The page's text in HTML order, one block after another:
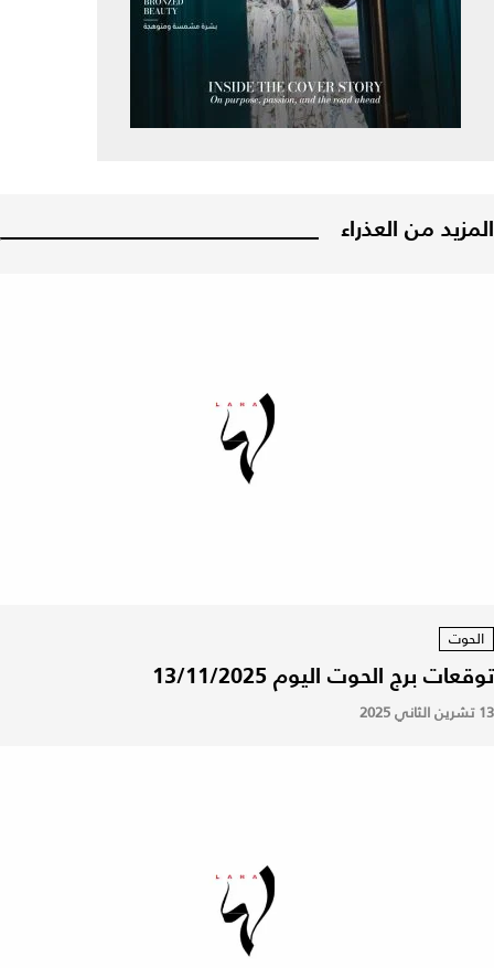
المزيد من العذراء
الحوت
توقعات برج الحوت اليوم 13/11/2025
13 تشرين الثاني 2025